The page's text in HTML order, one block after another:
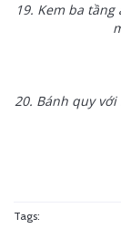
19. Kem ba
20. Bánh quy
Tags: